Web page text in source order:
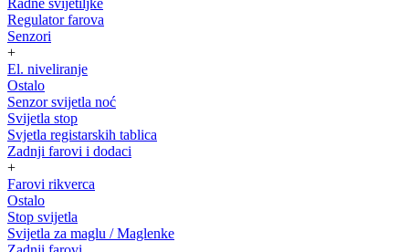
Radne svijetiljke
Regulator farova
Senzori
+
El. niveliranje
Ostalo
Senzor svijetla noć
Svijetla stop
Svjetla registarskih tablica
Zadnji farovi i dodaci
+
Farovi rikverca
Ostalo
Stop svijetla
Svijetla za maglu / Maglenke